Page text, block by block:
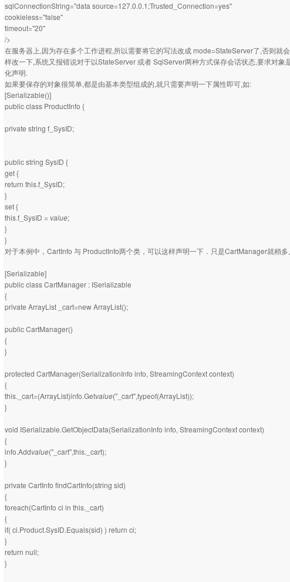
sqlConnectionString="data source=127.0.0.1;Trusted_Connection=yes"
cookieless="false"
timeout="20"
/>
在服务器上,因为存在多个工作进程,所以需要将它的写法改成 mode=StateServer了,否则就
样改一下,系统又报错说对于以StateServer 或者 SqlServer两种方式保存会话状态,要求对
化声明.
如果要保存的对象很简单,都是由基本类型组成的,就只需要声明一下属性即可,如:
[Serializable()]
public class ProductInfo {
private string f_SysID;
public string SysID {
get {
return this.f_SysID;
}
set {
this.f_SysID = value;
}
}
对于本例中，CartInfo 与 ProductInfo两个类，可以这样声明一下．只是CartManager就稍多
[Serializable]
public class CartManager : ISerializable
{
private ArrayList _cart=new ArrayList();
public CartManager()
{
}
protected CartManager(SerializationInfo info, StreamingContext context)
{
this._cart=(ArrayList)info.Getvalue("_cart",typeof(ArrayList));
}
void ISerializable.GetObjectData(SerializationInfo info, StreamingContext context)
{
info.Addvalue("_cart",this._cart);
}
private CartInfo findCartInfo(string sid)
{
foreach(CartInfo ci in this._cart)
{
if( ci.Product.SysID.Equals(sid) ) return ci;
}
return null;
}